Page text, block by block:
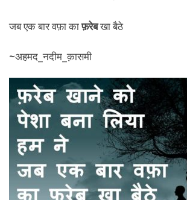
जब एक बार वफ़ा काफ़रेबखा बैठे
~अहमद_नदीम_क़ासमी